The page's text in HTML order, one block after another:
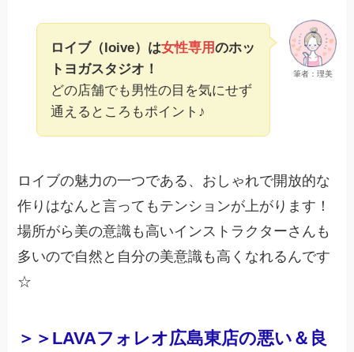
筆者：理美
ロイブ（loive）は女性専用のホッ
トヨガスタジオ！
どの店舗でも男性の目を気にせず
通えるところもポイント♪
ロイブの魅力の一つである、おしゃれで開放的な
作りはなんと言ってもテンションが上がります！
場所がら美の意識も高いインストラクターさんも
多いので自然と自分の美意識も高くなれるんです
☆
＞＞LAVAフォレオ広島東店の悪い＆良